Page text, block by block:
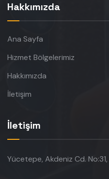
Hakkımızda
Ana Sayfa
Hizmet Bölgelerimiz
Hakkımızda
İletişim
İletişim
Yücetepe, Akdeniz Cd.